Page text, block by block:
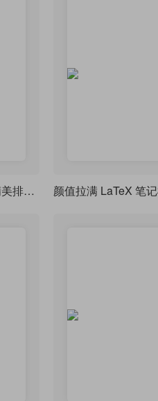
LaTeX 高考 / 模拟考精美排版模板